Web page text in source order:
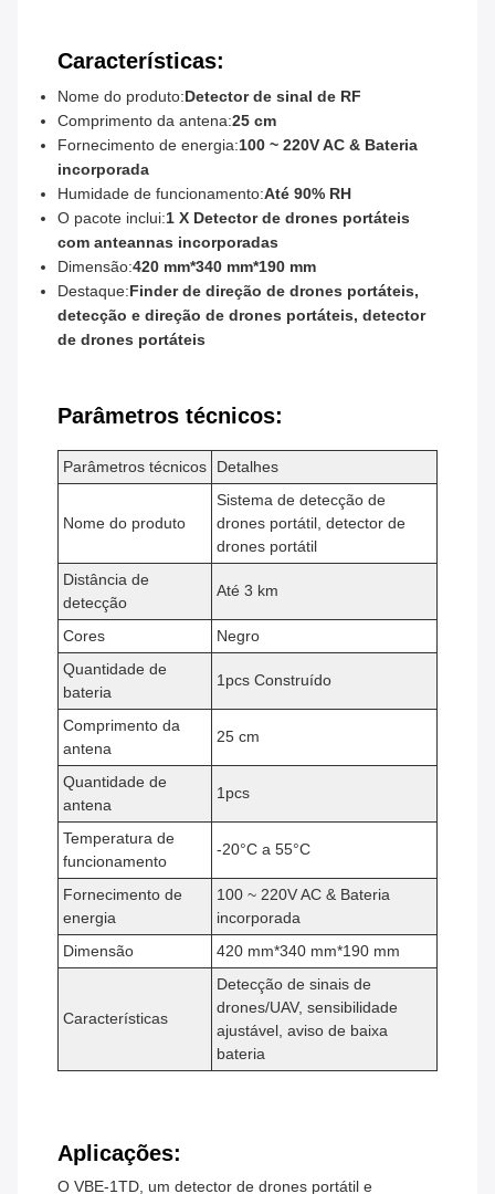
Características:
Nome do produto:Detector de sinal de RF
Comprimento da antena:25 cm
Fornecimento de energia:100 ~ 220V AC & Bateria
incorporada
Humidade de funcionamento:Até 90% RH
O pacote inclui:1 X Detector de drones portáteis
com anteannas incorporadas
Dimensão:420 mm*340 mm*190 mm
Destaque:Finder de direção de drones portáteis,
detecção e direção de drones portáteis, detector
de drones portáteis
Parâmetros técnicos:
Parâmetros técnicos Detalhes
Nome do produto
Sistema de detecção de
drones portátil, detector de
drones portátil
Distância de
detecção
Até 3 km
Cores
Negro
Quantidade de
bateria
1pcs Construído
Comprimento da
antena
25 cm
Quantidade de
antena
1pcs
Temperatura de
funcionamento
-20°C a 55°C
Fornecimento de
energia
100 ~ 220V AC & Bateria
incorporada
Dimensão
420 mm*340 mm*190 mm
Características
Detecção de sinais de
drones/UAV, sensibilidade
ajustável, aviso de baixa
bateria
Aplicações:
O VBE-1TD, um detector de drones portátil e